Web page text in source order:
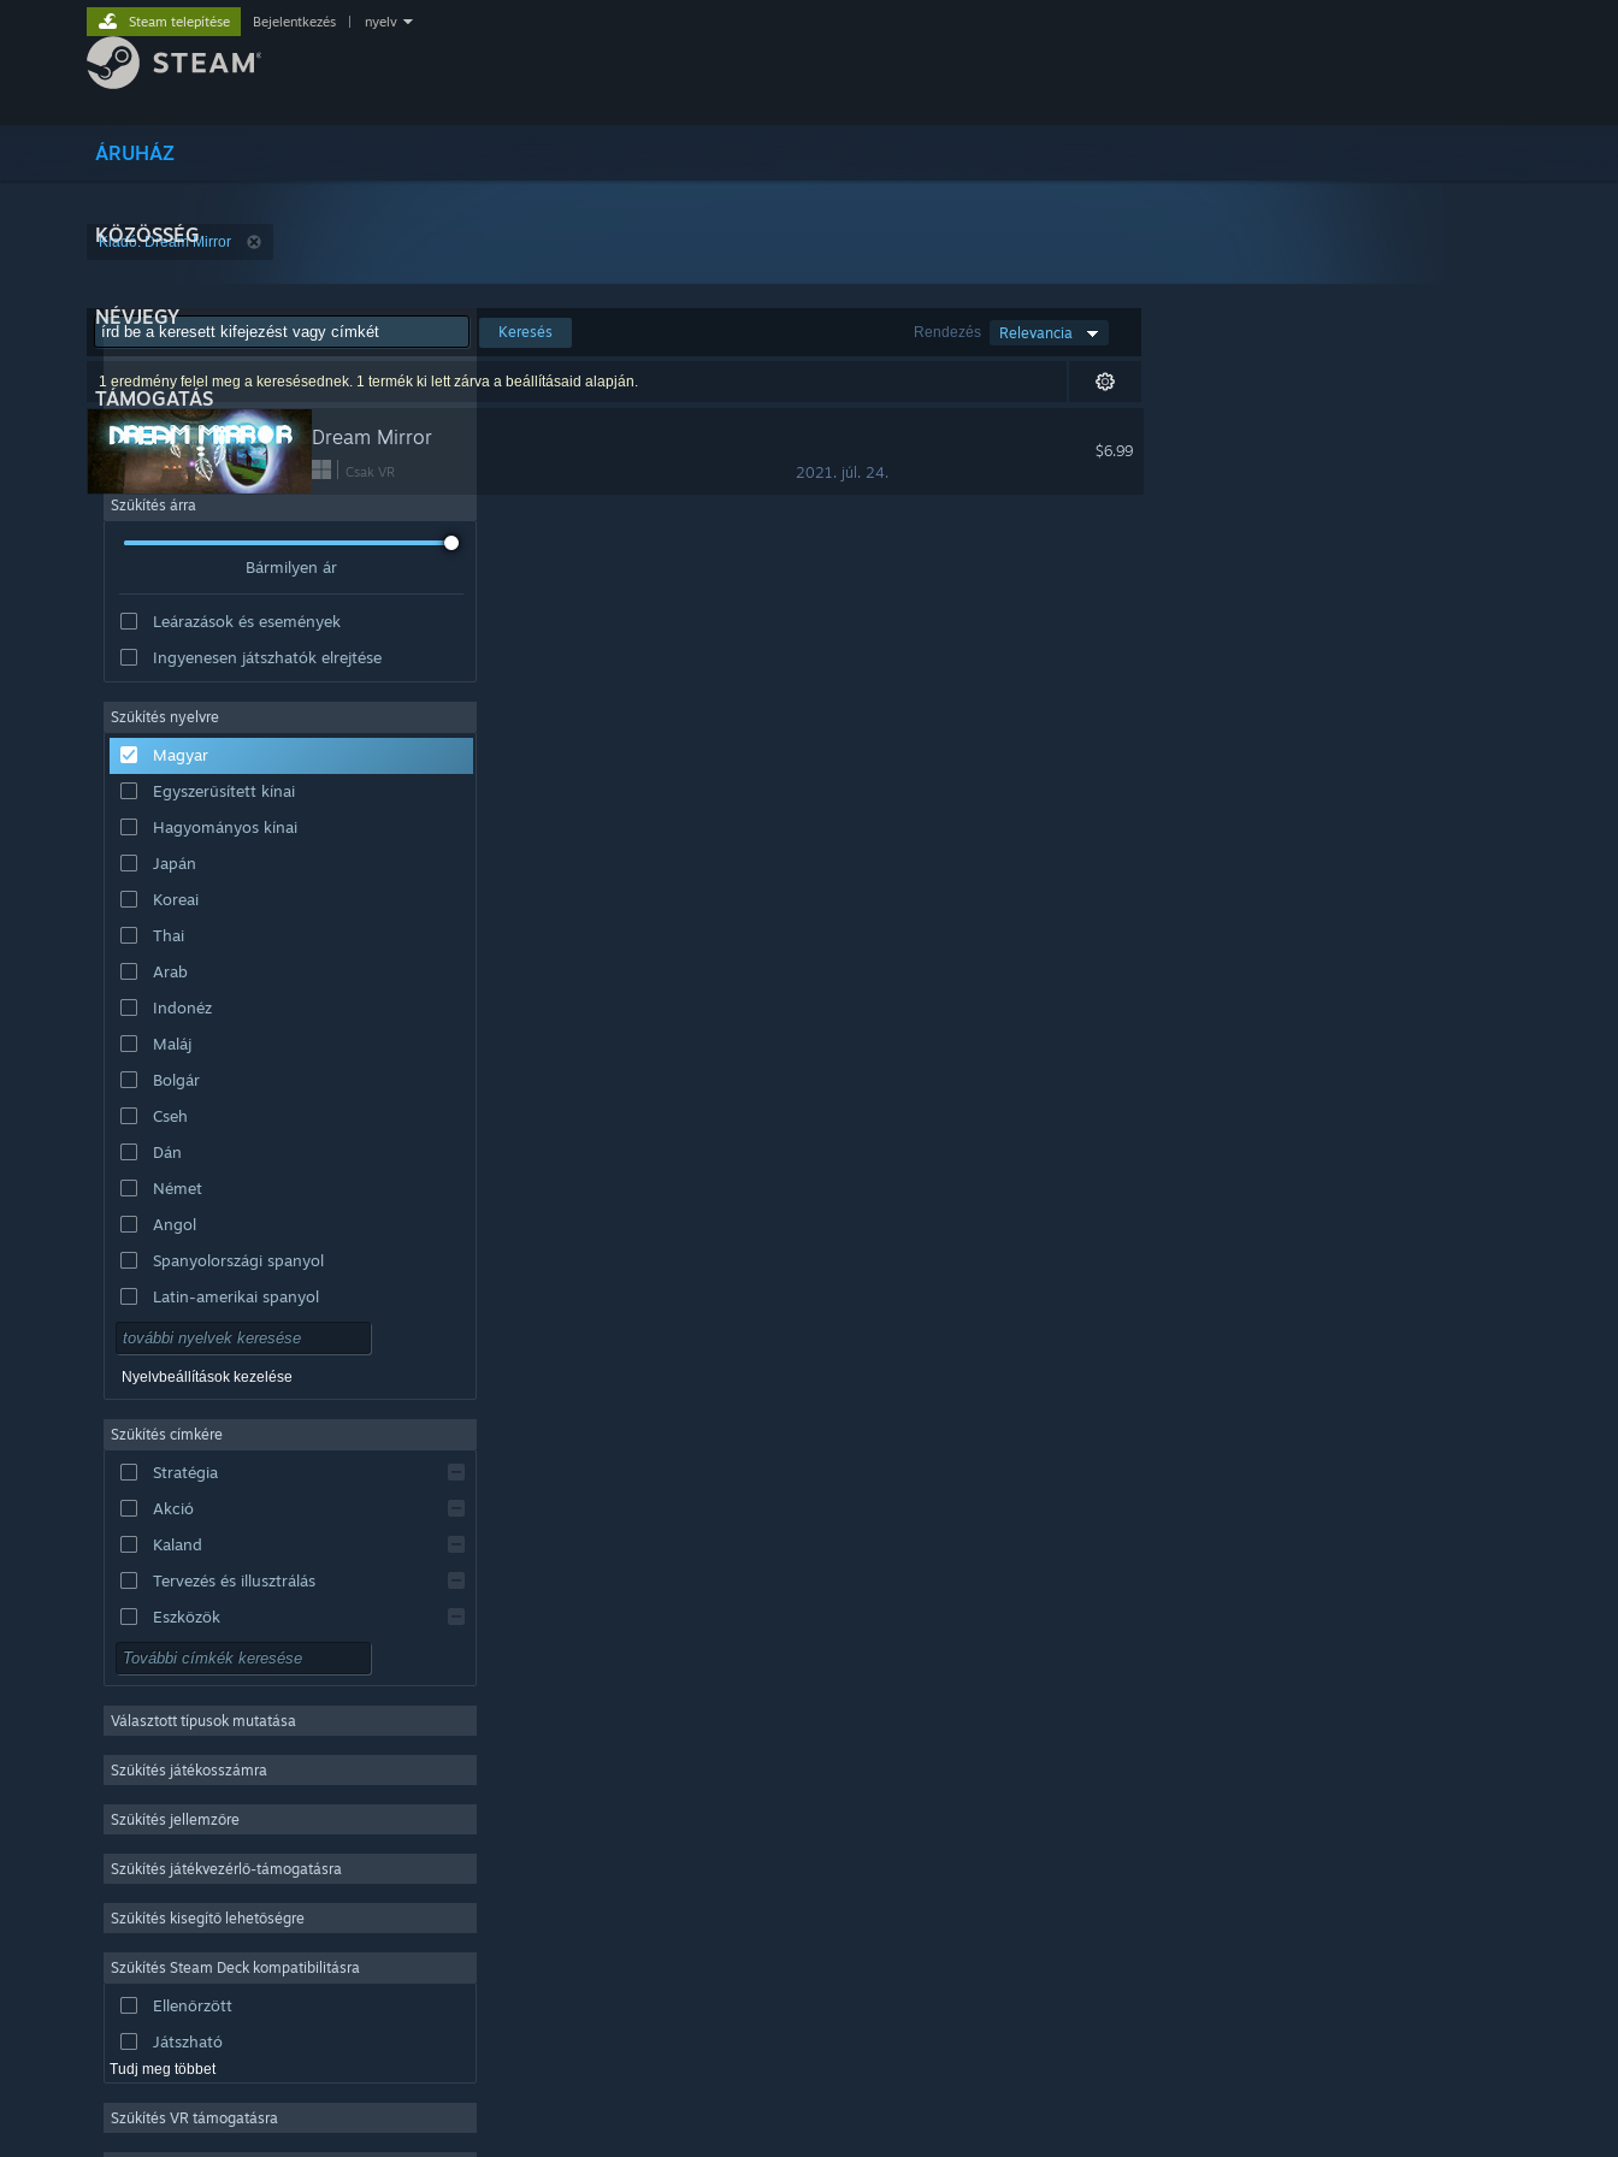
ÁRUHÁZ
KÖZÖSSÉG
NÉVJEGY
TÁMOGATÁS
Steam telepítése Bejelentkezés nyelv
Kiadó: Dream Mirror
Rendezés Relevancia
Keresés
1 eredmény felel meg a keresésednek. 1 termék ki lett zárva a beállításaid alapján.
Dream Mirror
Csak VR 2021. júl. 24.
$6.99
Szűkítés árra
Bármilyen ár
Leárazások és események
Ingyenesen játszhatók elrejtése
Szűkítés nyelvre
Magyar
Egyszerűsített kínai
Hagyományos kínai
Japán
Koreai
Thai
Arab
Indonéz
Maláj
Bolgár
Cseh
Dán
Német
Angol
Spanyolországi spanyol
Latin-amerikai spanyol
Nyelvbeállítások kezelése
Szűkítés címkére
Stratégia
Akció
Kaland
Tervezés és illusztrálás
Eszközök
Ingyenesen játszható
Sokszereplős többjátékos
Indie
Könnyed
Szimuláció
Videószerkesztés
Fényképszerkesztés
Választott típusok mutatása
Szűkítés játékosszámra
Szűkítés jellemzőre
Szűkítés játékvezérlő-támogatásra
Szűkítés kisegítő lehetőségre
Szűkítés Steam Deck kompatibilitásra
Ellenőrzött
Játszható
Tudj meg többet
Szűkítés VR támogatásra